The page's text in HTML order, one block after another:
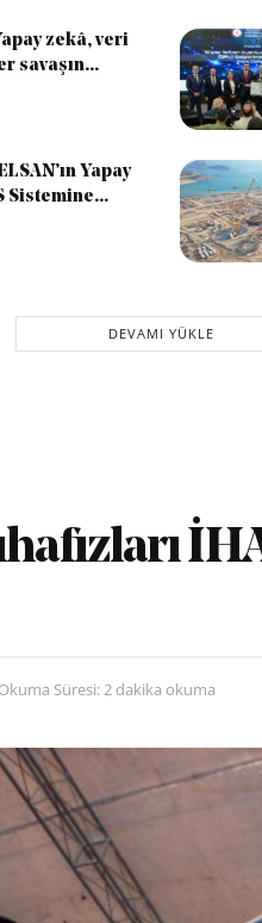
zekâ, veri
savaşın...
Yapay
Sistemine...
DEVAMI YÜKLE
Okuma Süresi: 2 dakika okuma